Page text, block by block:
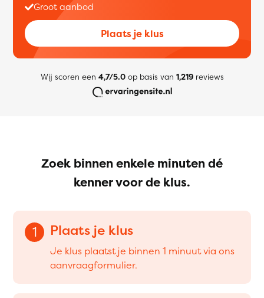
Groot aanbod
Plaats je klus
Wij scoren een 4,7/5.0op basis van 1,219reviews
Zoek binnen enkele minuten dé
kenner voor de klus.
1 Plaats je klus
Je klus plaatst je binnen 1 minuut via ons
aanvraagformulier.